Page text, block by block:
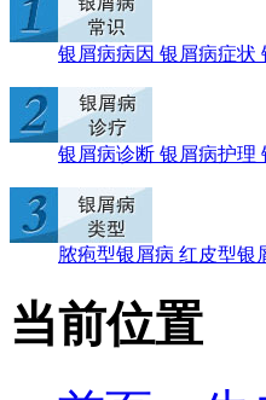
银屑病病因 银屑病症状
银屑病诊断 银屑病护理
脓疱型银屑病 红皮型银
当前位置